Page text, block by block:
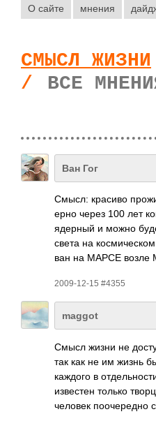
О сайте мнения
СМЫСЛ ЖИЗНИ
/
ВСЕ
Ван Гог
Смысл: красиво
ерно через 100 лет
ядер­ный и можно
света на
ван на МАРСЕ
2009-12-15 #4355
maggot
Смысл жизни не
так как не им жизнь
каждого в
изве­стен только
человек пооч­ередно